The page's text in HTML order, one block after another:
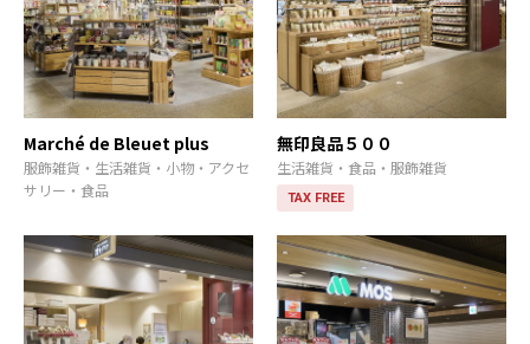
Marché de Bleuet plus
服飾雑貨・生活雑貨・小物・アクセ
サリー・食品
無印良品５００
生活雑貨・食品・服飾雑貨
TAX FREE